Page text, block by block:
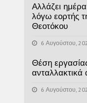
Αλλάζει
λόγω εορτής
Θεοτόκου
6 Αυγούστου,
Θέση
6 Αυγούστου,